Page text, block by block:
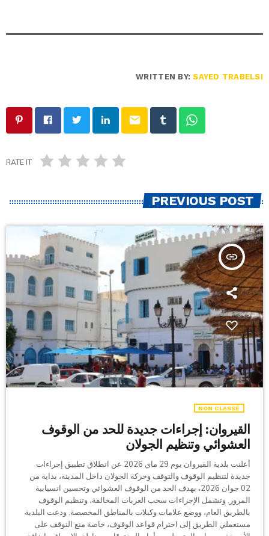
WRITTEN BY:SAYED TRABELSI
email
RATE IT
PREVIOUS POST
insert_link
NON CLASSÉ
القيروان: إجراءات جديدة للحد من الوقوف
العشوائي وتنظيم الجولان
أعلنت بلدية القيروان يوم 29 ماي 2026 عن انطلاق تطبيق إجراءات
جديدة لتنظيم الوقوف والتوقف وحركة الجولان داخل المدينة، بداية من
02 جوان 2026، بهدف الحد من الوقوف العشوائي وتحسين انسيابية
المرور. وتشمل الإجراءات سحب العربات المخالفة، وتنظيم الوقوف
بالطريق العام، ووضع علامات وكبلات بالمناطق المخصصة. ودعت البلدية
مستعملي الطريق إلى احترام قواعد الوقوف، خاصة منع التوقف على